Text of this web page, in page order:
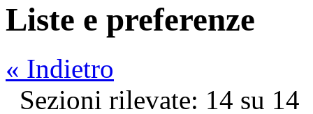
Liste e preferenze
« Indietro
Sezioni rilevate: 14 su 14